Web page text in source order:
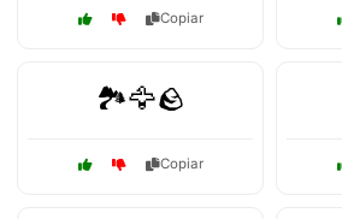
Copiar
🏞️🦅🪨
Copiar